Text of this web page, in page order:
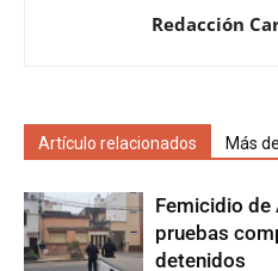
Redacción
Artículo relacionados Más
Femicidio de
pruebas
detenidos